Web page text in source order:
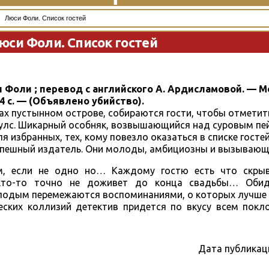
Люси Фоли. Список гостей
Фоли. Список гостей
; перевод с английского А. Ардисламовой. —
с. — (Объявлено убийство).
пустынном острове, собираются гости, чтобы
Шикарный особняк, возвышающийся над суровым
избранных, тех, кому повезло оказаться в списке
издатель. Они молоды, амбициозны и
если не одно но… Каждому гостю есть что
то точно не доживет до конца свадьбы…
перемежаются воспоминаниями, о которых лучше
коллизий детектив придется по вкусу всем
Дата